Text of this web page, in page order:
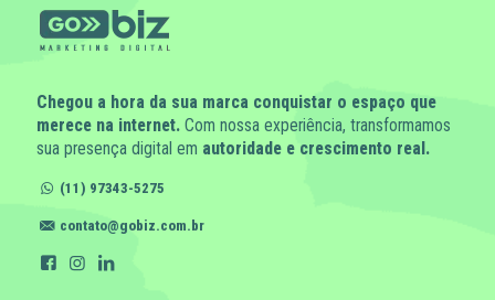
Chegou a hora da sua marca conquistar o espaço que
merece na internet. Com nossa experiência, transformamos
sua presença digital em autoridade e crescimento real.
(11) 97343-5275
contato@gobiz.com.br